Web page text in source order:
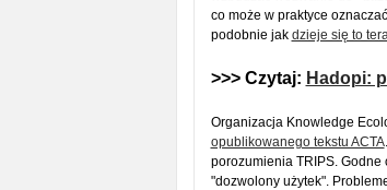
co może w praktyce
podobnie jak dzieje się to
>>> Czytaj: Hadopi:
Organizacja Knowledge
opublikowanego tekstu ACTA
porozumienia TRIPS.
"dozwolony użytek".